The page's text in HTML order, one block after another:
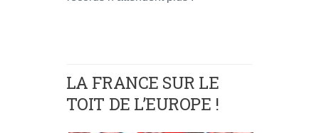
LA FRANCE SUR LE
TOIT DE L’EUROPE !